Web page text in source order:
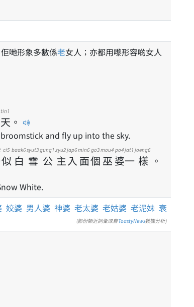
哋形象多數係老女人；亦都用嚟形容啲女人
天
tin1
。
and fly up into the sky.
似
ci5
白
baak6
雪
syut3
公
gung1
主
zyu2
入
jap6
面
min6
個
go3
巫
mou4
婆
po4
一
jat1
樣
joeng6
。
White.
姣婆 男人婆 神婆 老太婆 老姑婆 老泥妹 衰
(部份類近詞彙取自ToastyNews數據分析)